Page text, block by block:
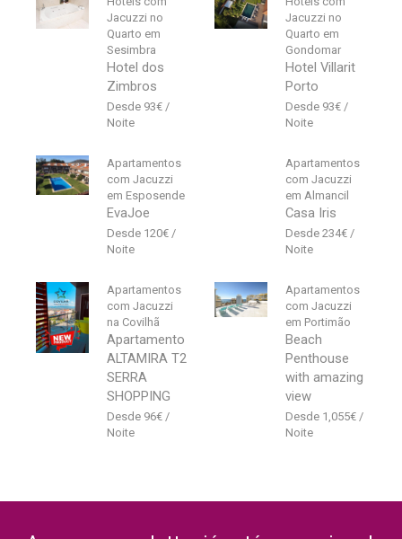
Jacuzzi no
Quarto em
Sesimbra
Hotel dos
Zimbros
93€
Jacuzzi no
Quarto em
Gondomar
Hotel Villarit
Porto
93€
Apartamentos
com Jacuzzi
em Esposende
EvaJoe
120€
Apartamentos
com Jacuzzi
em Almancil
Casa Iris
234€
Apartamentos
com Jacuzzi
na Covilhã
Apartamento
ALTAMIRA T2
SERRA
SHOPPING
96€
Apartamentos
com Jacuzzi
em Portimão
Beach
Penthouse
with amazing
view
1,055€